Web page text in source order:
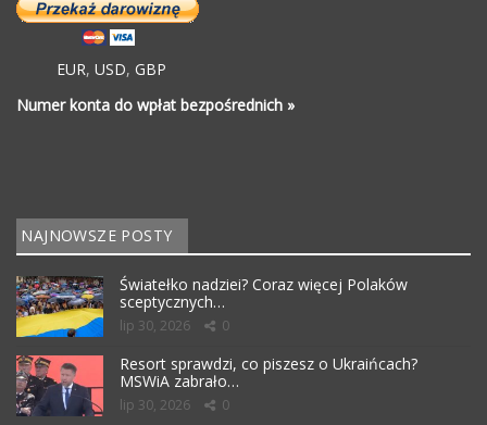
EUR, USD, GBP
Numer konta do wpłat bezpośrednich »
NAJNOWSZE POSTY
Światełko nadziei? Coraz więcej Polaków
sceptycznych…
lip 30, 2026 0
Resort sprawdzi, co piszesz o Ukraińcach?
MSWiA zabrało…
lip 30, 2026 0